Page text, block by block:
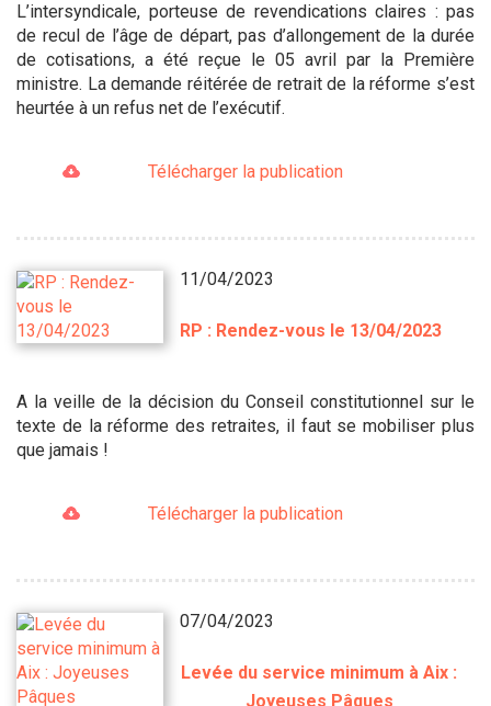
L’intersyndicale, porteuse de revendications claires : pas
de recul de l’âge de départ, pas d’allongement de la durée
de cotisations, a été reçue le 05 avril par la Première
ministre. La demande réitérée de retrait de la réforme s’est
heurtée à un refus net de l’exécutif.
Télécharger la publication
11/04/2023
RP : Rendez-vous le 13/04/2023
A la veille de la décision du Conseil constitutionnel sur le
texte de la réforme des retraites, il faut se mobiliser plus
que jamais !
Télécharger la publication
07/04/2023
Levée du service minimum à Aix :
Joyeuses Pâques